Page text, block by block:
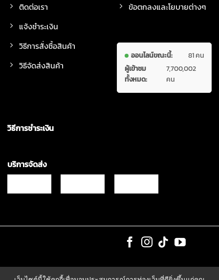
ติดต่อเรา
แจ้งชำระเงิน
วิธีการสั่งซื้อสินค้า
วิธีจัดส่งสินค้า
ข้อตกลงและโยบายต่างๆ
ออนไลน์ขณะนี้:
81 คน
ผู้เข้าชม
ทั้งหมด:
7,700,002
คน
วิธีการชำระเงิน
บริการจัดส่ง